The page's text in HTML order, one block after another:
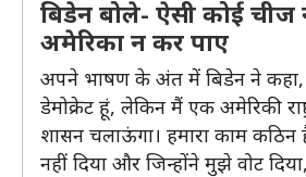
बिडेन बोले- ऐसी कोई चीज
अमेरिका न कर पाए
अपने भाषण के अंत में बिडेन ने कहा,
डेमोक्रेट हूं, लेकिन मैं एक अमेरिकी
शासन चलाऊंगा। हमारा काम कठिन
नहीं दिया और जिन्होंने मुझे वोट